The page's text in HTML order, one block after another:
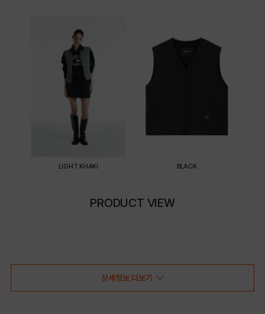
LIGHT KHAKI BLACK
PRODUCT VIEW
상세정보 더보기